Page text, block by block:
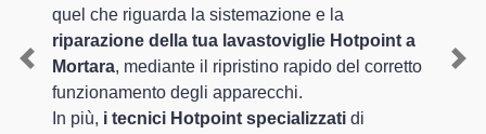
quel che riguarda la sistemazione e la
riparazione della tua lavastoviglie Hotpoint a
Mortara, mediante il ripristino rapido del corretto
funzionamento degli apparecchi.
In più, i tecnici Hotpoint specializzati di
Previous